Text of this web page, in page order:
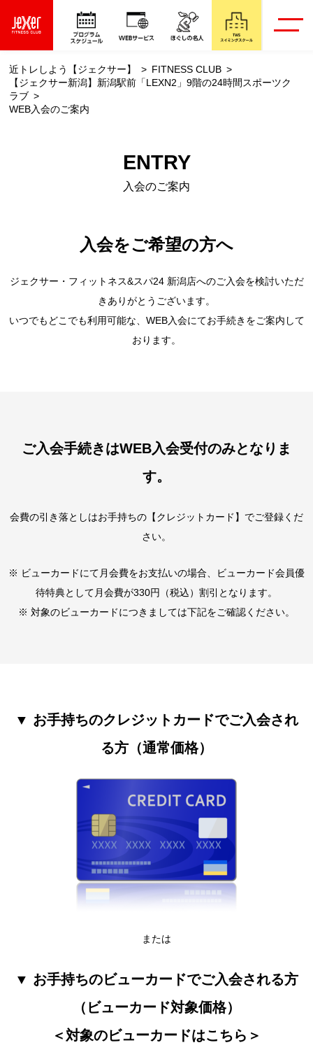
近トレしよう【ジェクサー】
FITNESS CLUB
【ジェクサー新潟】新潟駅前「LEXN2」9階の24時間スポーツク
ラブ
WEB入会のご案内
ENTRY
入会のご案内
入会をご希望の方へ
ジェクサー・フィットネス&スパ24 新潟店へのご入会を検討いただ
きありがとうございます。
いつでもどこでも利用可能な、WEB入会にてお手続きをご案内して
おります。
ご入会手続きはWEB入会受付のみとなりま
す。
会費の引き落としはお手持ちの【クレジットカード】でご登録くだ
さい。
※ ビューカードにて月会費をお支払いの場合、ビューカード会員優
待特典として月会費が330円（税込）割引となります。
※ 対象のビューカードにつきましては下記をご確認ください。
▼ お手持ちのクレジットカードでご入会され
る方（通常価格）
または
▼ お手持ちのビューカードでご入会される方
（ビューカード対象価格）
＜対象のビューカードはこちら＞